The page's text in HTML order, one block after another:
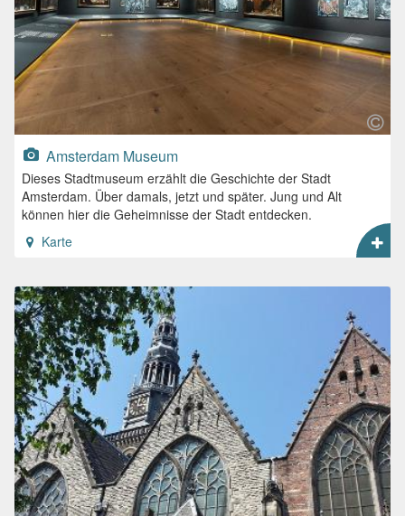
Amsterdam Museum
Dieses Stadtmuseum erzählt die Geschichte der Stadt
Amsterdam. Über damals, jetzt und später. Jung und Alt
können hier die Geheimnisse der Stadt entdecken.
Karte